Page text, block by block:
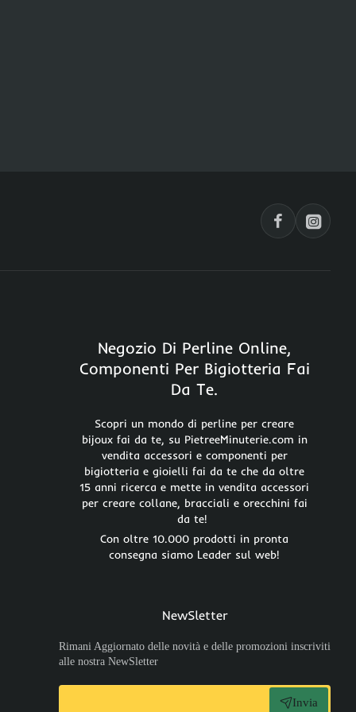
Negozio Di Perline Online,
Componenti Per Bigiotteria Fai
Da Te.
Scopri un mondo di perline per creare
bijoux fai da te, su PietreeMinuterie.com in
vendita accessori e componenti per
bigiotteria e gioielli fai da te che da oltre
15 anni ricerca e mette in vendita accessori
per creare collane, bracciali e orecchini fai
da te!
Con oltre 10.000 prodotti in pronta
consegna siamo Leader sul web!
NewSletter
Rimani Aggiornato delle novità e delle promozioni inscriviti
alle nostra NewSletter
Invia